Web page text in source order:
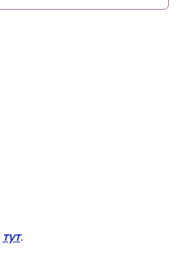
тут.